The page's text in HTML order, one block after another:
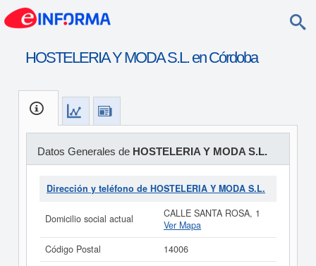
HOSTELERIA Y MODA S.L. en Córdoba
Datos Generales de HOSTELERIA Y MODA S.L.
Dirección y teléfono de HOSTELERIA Y MODA S.L.
Domicilio social actual
CALLE SANTA ROSA, 1
Ver Mapa
Código Postal
14006